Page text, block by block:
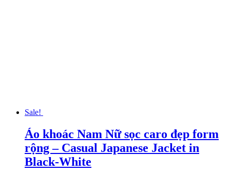
Sale!
Áo khoác Nam Nữ sọc caro đẹp form
rộng – Casual Japanese Jacket in
Black-White